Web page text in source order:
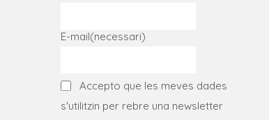
E-mail(necessari)
Accepto que les meves dades
s'utilitzin per rebre una newsletter